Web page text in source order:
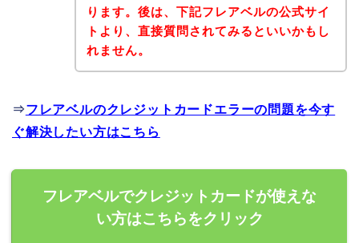
ります。後は、下記フレアベルの公式サイ
トより、直接質問されてみるといいかもし
れません。
⇒フレアベルのクレジットカードエラーの問題を今す
ぐ解決したい方はこちら
フレアベルでクレジットカードが使えな
い方はこちらをクリック